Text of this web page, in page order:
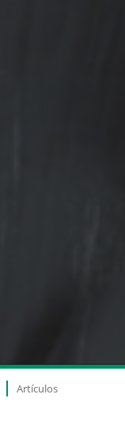
Artículos